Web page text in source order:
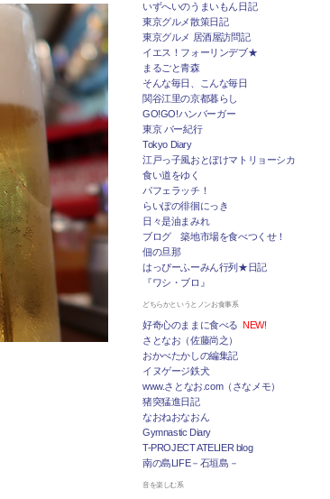
いずへいのうまいもん日記
東京グルメ散策日記
東京グルメ 居酒屋訪問記
イエス！フォーリンデブ★
まるごと青森
そんな毎日、こんな毎日
関谷江里の京都暮らし
GO!GO!ハンバーガー
東京 バー紀行
Tokyo Diary
江戸っ子風おとぼけマトリョーシカ
食い道をゆく
パフェラッチ！
らいぽの徘徊にっき
日々是油まみれ
ブログ 築地市場を食べつくせ！
佃の旦那
はっぴーふーみん行列★日記
『ワシ・ブロ』
どちらかというとノンお食事系
好奇心のままに食べる NEW!
さとなお（佐藤尚之）
おかべたかしの編集記
イヌゲージ鉄犬
www.さとなお.com（さなメモ）
猪突猛進日記
なおねおなおん
Gymnastic Diary
T-PROJECT ATELIER blog
南の島LIFE－石垣島－
音を楽しむ系